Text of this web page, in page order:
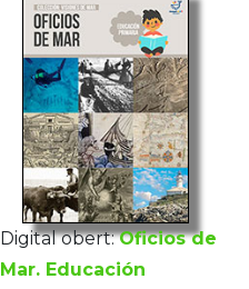
Digital obert: Oficios de
Mar. Educación